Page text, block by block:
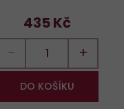
435 Kč
− +
DO KOŠÍKU